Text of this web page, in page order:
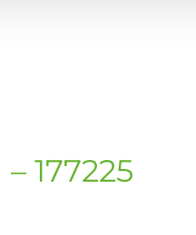
177225